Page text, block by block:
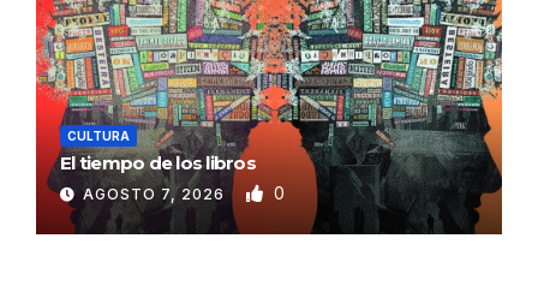
CULTURA
El tiempo de los libros
AGOSTO 7, 2026 0